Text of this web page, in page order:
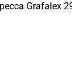
Grafalex